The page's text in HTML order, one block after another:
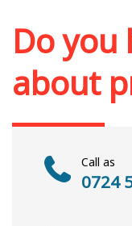
Do you
about
Call as
0724